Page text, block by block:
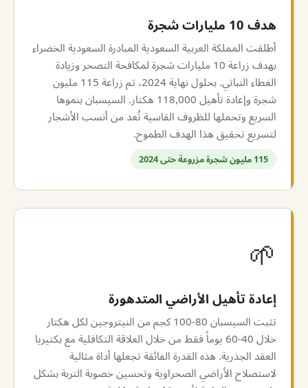
هدف 10 مليارات شجرة
أطلقت المملكة العربية السعودية المبادرة السعودية الخضراء
بهدف زراعة 10 مليارات شجرة لمكافحة التصحر وزيادة
الغطاء النباتي. بحلول نهاية 2024، تم زراعة 115 مليون
شجرة وإعادة تأهيل 118,000 هكتار. السيسبان بنموها
السريع وتحملها للظروف القاسية تُعد من أنسب الأشجار
لتسريع تحقيق هذا الهدف الطموح.
115 مليون شجرة مزروعة حتى 2024
🌱
إعادة تأهيل الأراضي المتدهورة
تثبت السيسبان 80-100 كجم من النيتروجين لكل هكتار
خلال 40-60 يوماً فقط من خلال العلاقة التكافلية مع بكتيريا
العقد الجذرية. هذه القدرة الفائقة تجعلها أداة مثالية
لاستصلاح الأراضي الصحراوية وتحسين خصوبة التربة بشكل